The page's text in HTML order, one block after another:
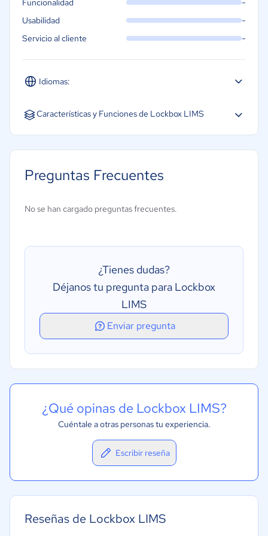
Idiomas:
Español
Funcionalidad -
Usabilidad -
Servicio al cliente -
Características y Funciones de Lockbox LIMS
Diario de laboratorio electrónico
Preguntas Frecuentes
No se han cargado preguntas frecuentes.
¿Tienes dudas?
Déjanos tu pregunta para Lockbox
LIMS
Enviar pregunta
¿Qué opinas de Lockbox LIMS?
Cuéntale a otras personas tu experiencia.
Escribir reseña
Reseñas de Lockbox LIMS